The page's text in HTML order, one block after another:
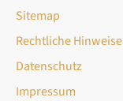
Sitemap
Rechtliche Hinweise
Datenschutz
Impressum